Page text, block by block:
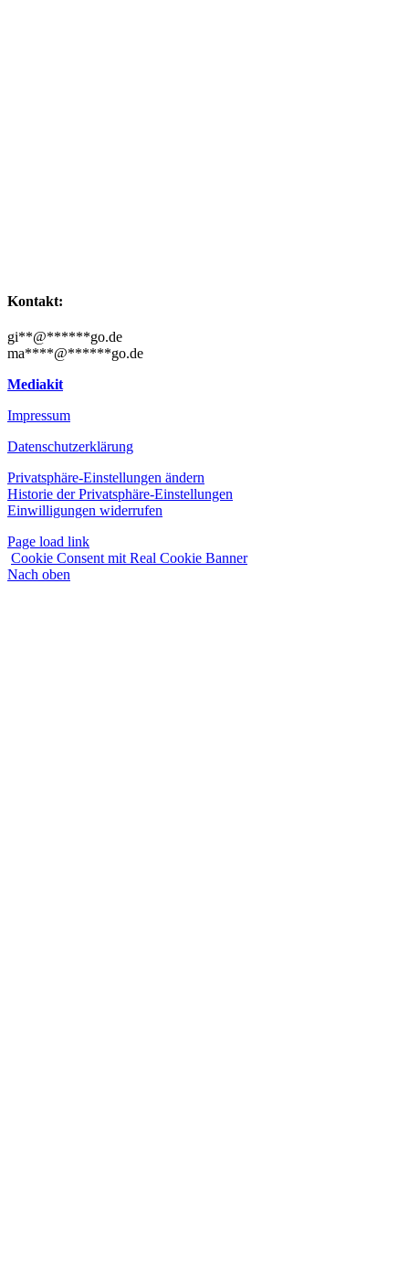
Kontakt:
gi**@******go.de
ma****@******go.de
Mediakit
Impressum
Datenschutzerklärung
Privatsphäre-Einstellungen ändern
Historie der Privatsphäre-Einstellungen
Einwilligungen widerrufen
Page load link
Cookie Consent mit Real Cookie Banner
Nach oben